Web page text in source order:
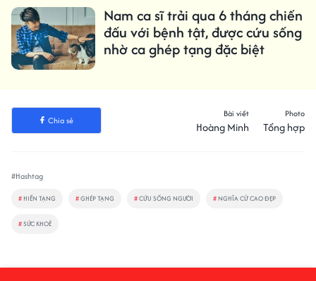
Nam ca sĩ trải qua 6 tháng chiến
đấu với bệnh tật, được cứu sống
nhờ ca ghép tạng đặc biệt
Chia sẻ
Bài viết
Hoàng Minh
Photo
Tổng hợp
#Hashtag
# HIẾN TẠNG #GHÉP TẠNG #CỨU SỐNG NGƯỜI # NGHĨA CỬ CAO ĐẸP
#SỨC KHOẺ